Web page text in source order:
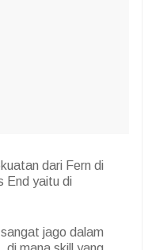
dari Fern di
End yaitu di
sangat jago dalam